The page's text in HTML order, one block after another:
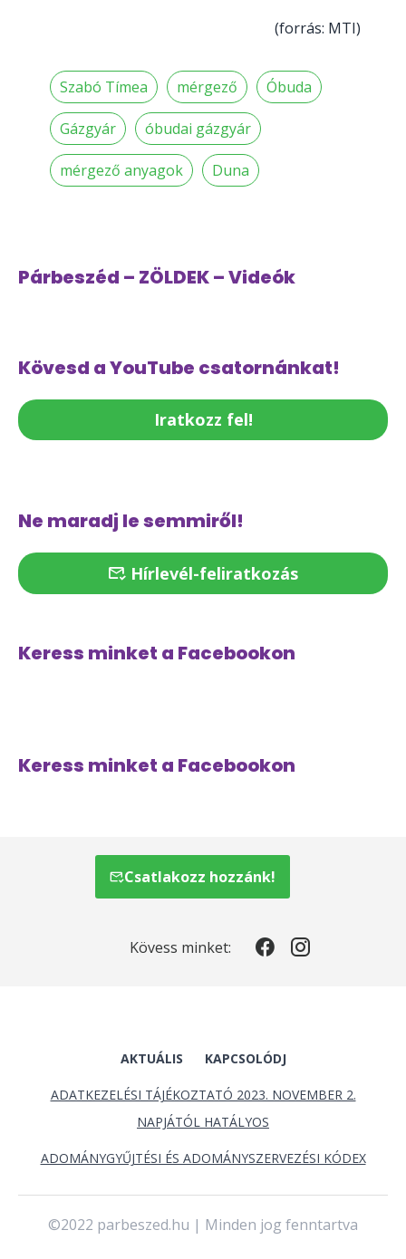
(forrás: MTI)
Szabó Tímea mérgező Óbuda
Gázgyár óbudai gázgyár
mérgező anyagok Duna
Párbeszéd – ZÖLDEK – Videók
Kövesd a YouTube csatornánkat!
Iratkozz fel!
Ne maradj le semmiről!
Hírlevél-feliratkozás
Keress minket a Facebookon
Keress minket a Facebookon
Csatlakozz hozzánk!
Kövess minket:
AKTUÁLIS KAPCSOLÓDJ
ADATKEZELÉSI TÁJÉKOZTATÓ 2023. NOVEMBER 2.
NAPJÁTÓL HATÁLYOS
ADOMÁNYGYŰJTÉSI ÉS ADOMÁNYSZERVEZÉSI KÓDEX
©2022 parbeszed.hu | Minden jog fenntartva